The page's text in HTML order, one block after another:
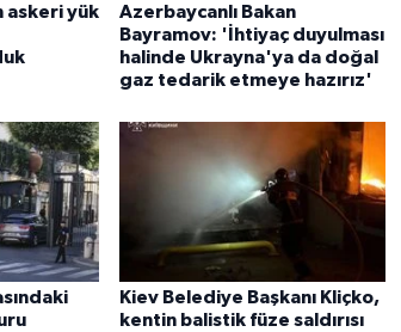
askeri yük
Azerbaycanlı Bakan
Bayramov: 'İhtiyaç duyulması
halinde Ukrayna'ya da doğal
gaz tedarik etmeye hazırız'
Kiev Belediye Başkanı Kliçko,
kentin balistik füze saldırısı